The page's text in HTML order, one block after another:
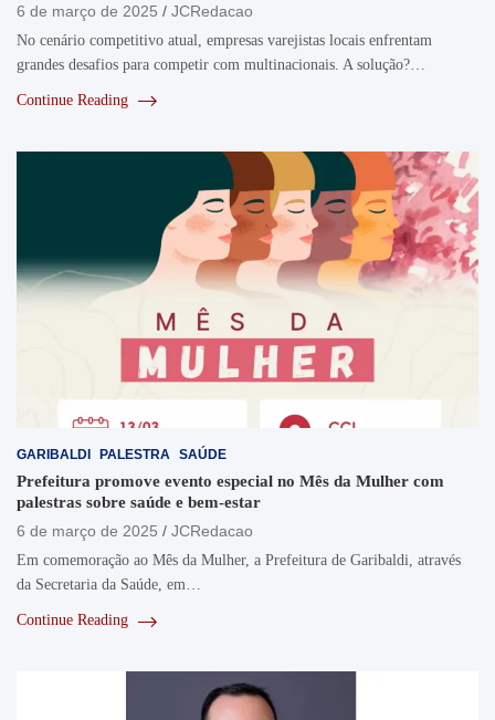
6 de março de 2025
JCRedacao
No cenário competitivo atual, empresas varejistas locais enfrentam
grandes desafios para competir com multinacionais. A solução?…
Continue Reading
GARIBALDI PALESTRA SAÚDE
Prefeitura promove evento especial no Mês da Mulher com
palestras sobre saúde e bem-estar
6 de março de 2025
JCRedacao
Em comemoração ao Mês da Mulher, a Prefeitura de Garibaldi, através
da Secretaria da Saúde, em…
Continue Reading